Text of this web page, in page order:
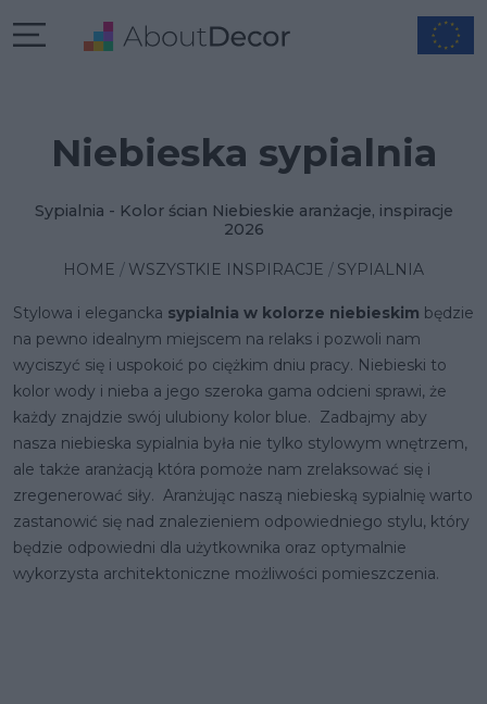
Niebieska sypialnia
Sypialnia - Kolor ścian Niebieskie aranżacje, inspiracje
2026
HOME WSZYSTKIE INSPIRACJE SYPIALNIA
Stylowa i elegancka sypialnia w kolorze niebieskim będzie
na pewno idealnym miejscem na relaks i pozwoli nam
wyciszyć się i uspokoić po ciężkim dniu pracy. Niebieski to
kolor wody i nieba a jego szeroka gama odcieni sprawi, że
każdy znajdzie swój ulubiony kolor blue. Zadbajmy aby
nasza niebieska sypialnia była nie tylko stylowym wnętrzem,
ale także aranżacją która pomoże nam zrelaksować się i
zregenerować siły. Aranżując naszą niebieską sypialnię warto
zastanowić się nad znalezieniem odpowiedniego stylu, który
będzie odpowiedni dla użytkownika oraz optymalnie
wykorzysta architektoniczne możliwości pomieszczenia.